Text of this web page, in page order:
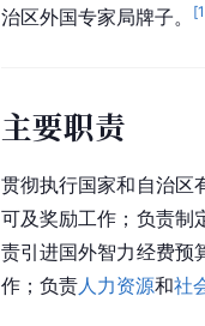
治区外国专家局牌子。
[1
主要职责
贯彻执行国家和自治区
可及奖励工作；负责制
责引进国外智力经费预
作；负责人力资源和社